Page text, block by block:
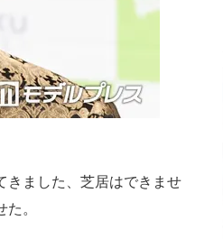
きました、芝居はできませ
。